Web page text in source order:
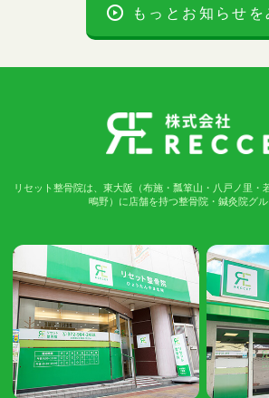
もっとお知らせを
リセット整骨院は、東大阪（布施・瓢箪山・八戸ノ里・
鴫野）に店舗を持つ整骨院・鍼灸院グル